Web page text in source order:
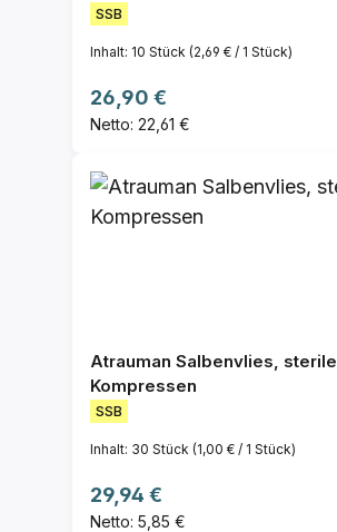
SSB
Inhalt: 10 Stück (2,69 € / 1 Stück)
Regulärer Preis:
26,90 €
Netto: 22,61 €
Atrauman Salbenvlies, sterile
Kompressen
SSB
Inhalt: 30 Stück (1,00 € / 1 Stück)
Regulärer Preis:
29,94 €
Netto: 5,85 €